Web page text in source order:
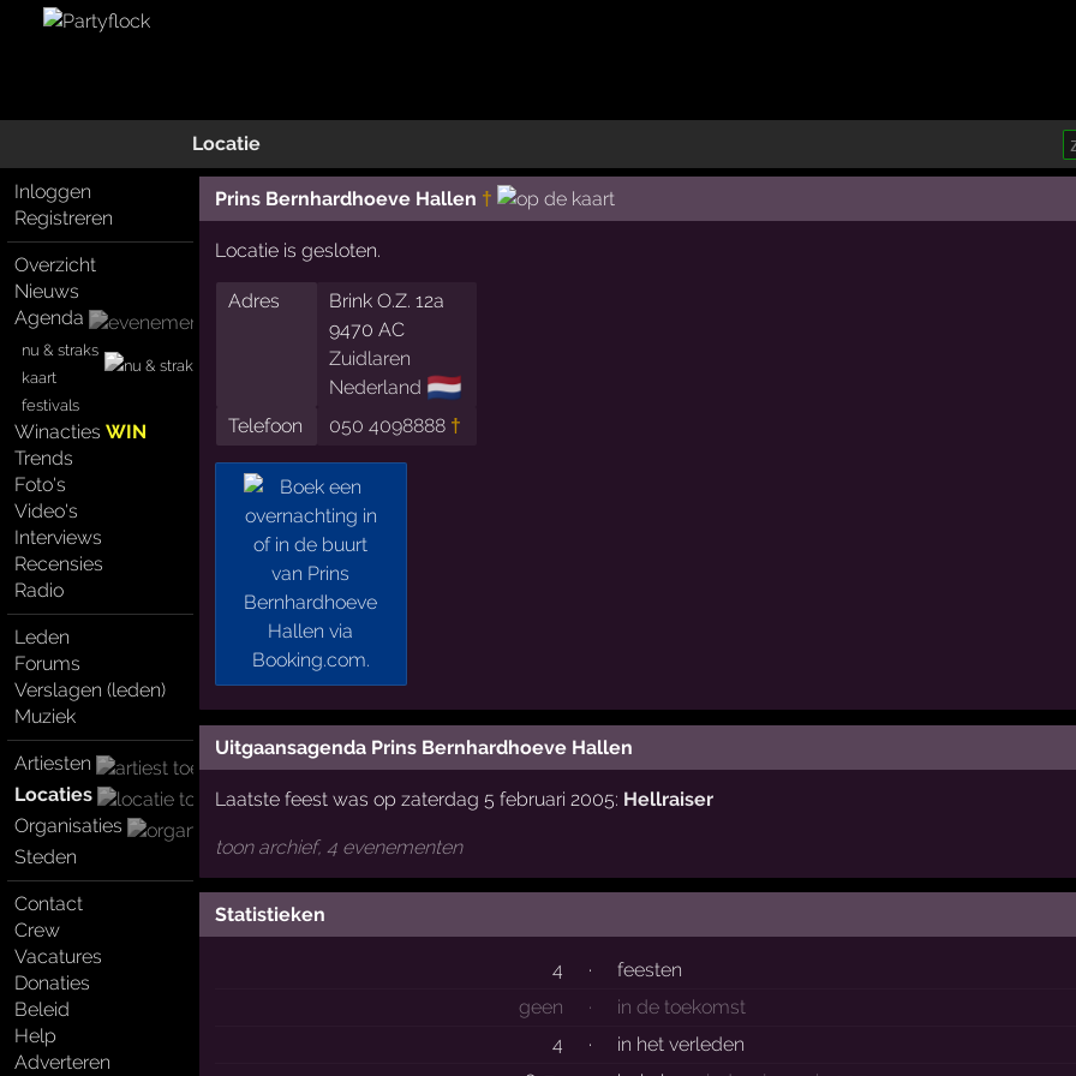
Locatie
Inloggen
Registreren
Overzicht
Nieuws
Agenda
nu & straks
kaart
festivals
WinactiesWIN
Trends
Foto's
Video's
Interviews
Recensies
Radio
Leden
Forums
Verslagen (leden)
Muziek
Artiesten
Locaties
Organisaties
Steden
Contact
Crew
Vacatures
Donaties
Beleid
Help
Adverteren
Prins Bernhardhoeve Hallen †
Locatie is gesloten.
Adres
Brink O.Z. 12a
9470 AC
Zuidlaren
Nederland 🇳🇱
Telefoon 050 4098888 †
Uitgaansagenda Prins Bernhardhoeve Hallen
Laatste feest was op zaterdag 5 februari 2005: Hellraiser
toon archief, 4 evenementen
Statistieken
4 ·
feesten
geen
·
in de toekomst
4
·
in het verleden